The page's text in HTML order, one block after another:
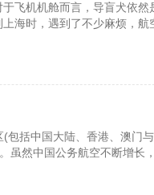
飞机机舱而言，导盲犬依然
海时，遇到了不少麻烦，航
包括中国大陆、香港、澳门
然中国公务航空不断增长，